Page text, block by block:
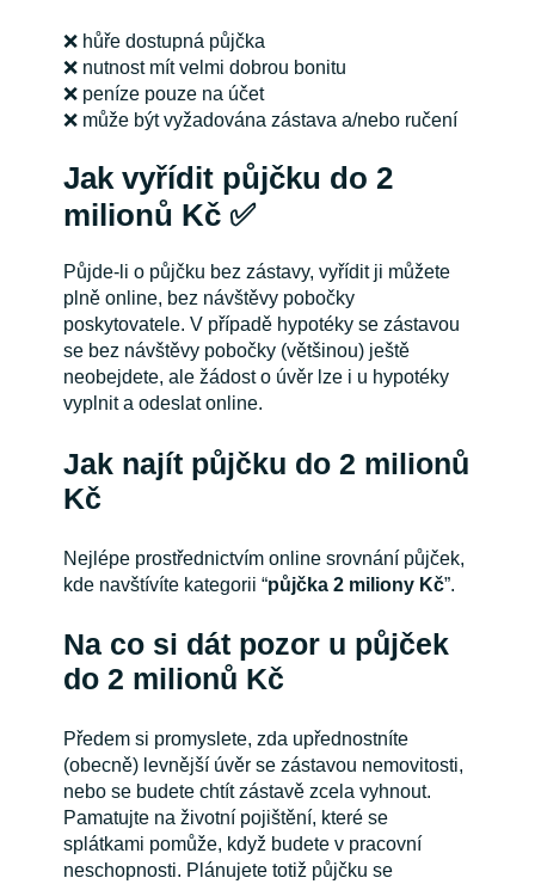
❌ hůře dostupná půjčka
❌ nutnost mít velmi dobrou bonitu
❌ peníze pouze na účet
❌ může být vyžadována zástava a/nebo ručení
Jak vyřídit půjčku do 2
milionů Kč ✅
Půjde-li o půjčku bez zástavy, vyřídit ji můžete
plně online, bez návštěvy pobočky
poskytovatele. V případě hypotéky se zástavou
se bez návštěvy pobočky (většinou) ještě
neobejdete, ale žádost o úvěr lze i u hypotéky
vyplnit a odeslat online.
Jak najít půjčku do 2 milionů
Kč
Nejlépe prostřednictvím online srovnání půjček,
kde navštívíte kategorii “půjčka 2 miliony Kč”.
Na co si dát pozor u půjček
do 2 milionů Kč
Předem si promyslete, zda upřednostníte
(obecně) levnější úvěr se zástavou nemovitosti,
nebo se budete chtít zástavě zcela vyhnout.
Pamatujte na životní pojištění, které se
splátkami pomůže, když budete v pracovní
neschopnosti. Plánujete totiž půjčku se